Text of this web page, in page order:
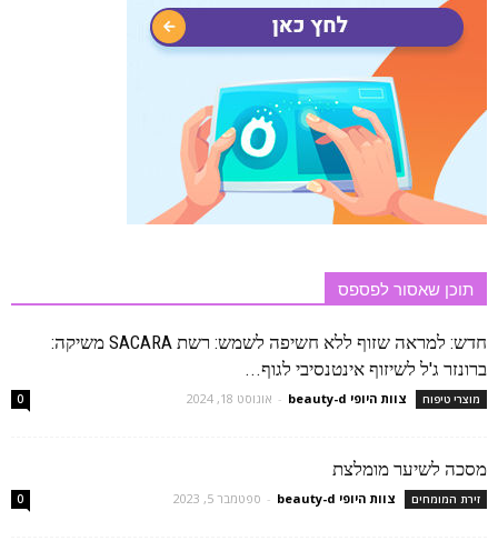
תוכן שאסור לפספס
חדש: למראה שזוף ללא חשיפה לשמש: רשת SACARA משיקה:
ברונזר ג'ל לשיזוף אינטנסיבי לגוף...
מוצרי טיפוח צוות היופי beauty-d - אוגוסט 18, 2024 0
מסכה לשיער מומלצת
זירת המומחים צוות היופי beauty-d - ספטמבר 5, 2023 0